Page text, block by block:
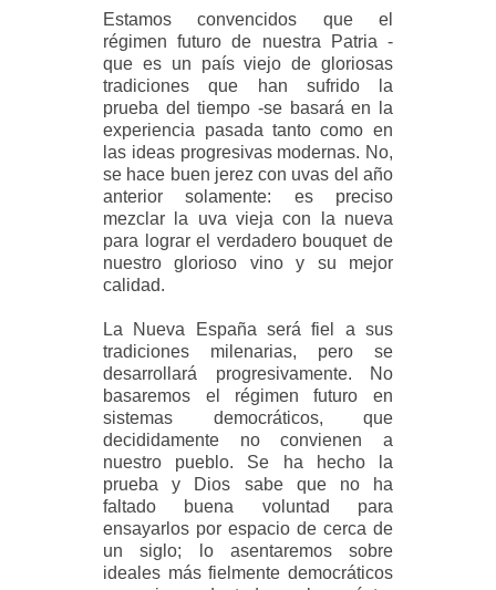
Estamos convencidos que el
régimen futuro de nuestra Patria -
que es un país viejo de gloriosas
tradiciones que han sufrido la
prueba del tiempo -se basará en la
experiencia pasada tanto como en
las ideas progresivas modernas. No,
se hace buen jerez con uvas del año
anterior solamente: es preciso
mezclar la uva vieja con la nueva
para lograr el verdadero bouquet de
nuestro glorioso vino y su mejor
calidad.
La Nueva España será fiel a sus
tradiciones milenarias, pero se
desarrollará progresivamente. No
basaremos el régimen futuro en
sistemas democráticos, que
decididamente no convienen a
nuestro pueblo. Se ha hecho la
prueba y Dios sabe que no ha
faltado buena voluntad para
ensayarlos por espacio de cerca de
un siglo; lo asentaremos sobre
ideales más fielmente democráticos